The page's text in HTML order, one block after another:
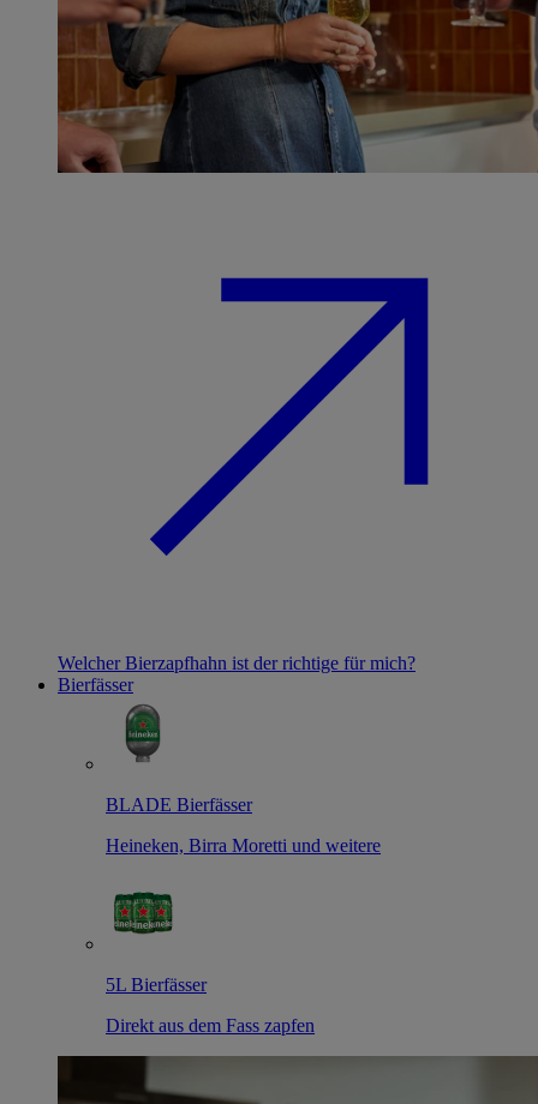
Welcher Bierzapfhahn ist der richtige für mich?
Bierfässer
BLADE Bierfässer
Heineken, Birra Moretti und weitere
5L Bierfässer
Direkt aus dem Fass zapfen